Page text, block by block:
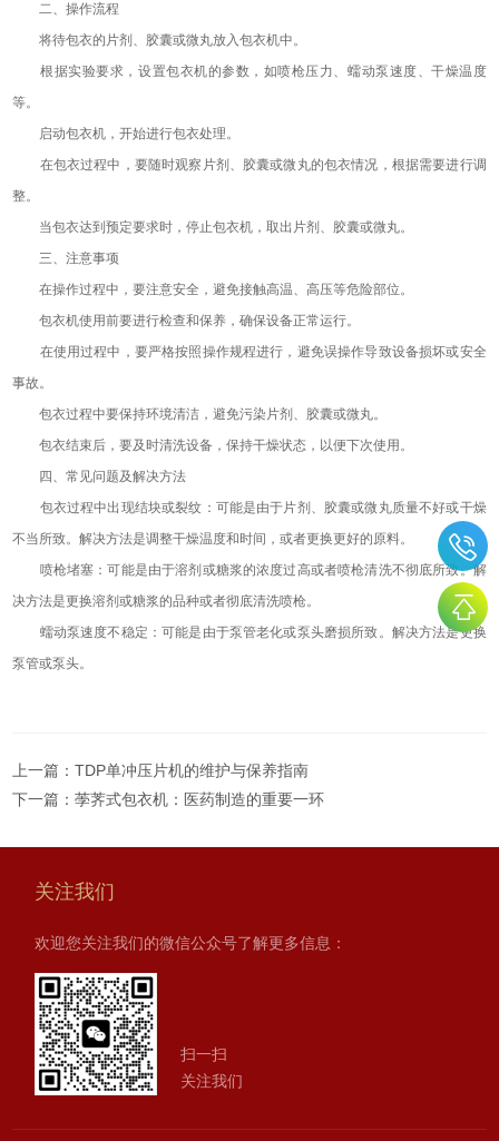
二、操作流程
将待包衣的片剂、胶囊或微丸放入包衣机中。
根据实验要求，设置包衣机的参数，如喷枪压力、蠕动泵速度、干燥温度
等。
启动包衣机，开始进行包衣处理。
在包衣过程中，要随时观察片剂、胶囊或微丸的包衣情况，根据需要进行调
整。
当包衣达到预定要求时，停止包衣机，取出片剂、胶囊或微丸。
三、注意事项
在操作过程中，要注意安全，避免接触高温、高压等危险部位。
包衣机使用前要进行检查和保养，确保设备正常运行。
在使用过程中，要严格按照操作规程进行，避免误操作导致设备损坏或安全
事故。
包衣过程中要保持环境清洁，避免污染片剂、胶囊或微丸。
包衣结束后，要及时清洗设备，保持干燥状态，以便下次使用。
四、常见问题及解决方法
包衣过程中出现结块或裂纹：可能是由于片剂、胶囊或微丸质量不好或干燥
不当所致。解决方法是调整干燥温度和时间，或者更换更好的原料。
喷枪堵塞：可能是由于溶剂或糖浆的浓度过高或者喷枪清洗不彻底所致。解
决方法是更换溶剂或糖浆的品种或者彻底清洗喷枪。
蠕动泵速度不稳定：可能是由于泵管老化或泵头磨损所致。解决方法是更换
泵管或泵头。
上一篇：TDP单冲压片机的维护与保养指南
下一篇：荸荠式包衣机：医药制造的重要一环
关注我们
欢迎您关注我们的微信公众号了解更多信息：
扫一扫
关注我们